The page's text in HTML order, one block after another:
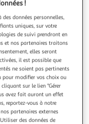
suivante
Edition Xbox
!
données personnelles,
uniques, sur votre
de suivi prendront en
et nos partenaires traitons
elles seront
il est possible que
ne soient pas pertinents
pour modifier vos choix ou
sur le lien "Gérer
avez fait auront un effet
reportez-vous à notre
partenaires externes
des données de